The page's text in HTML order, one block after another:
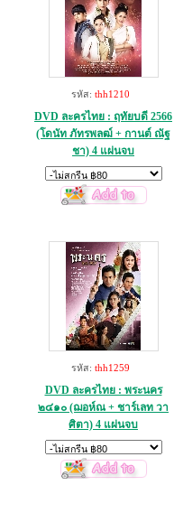
รหัส: thh1210
DVD ละครไทย : ฤทัยบดี 2566
(โดนัท ภัทรพลฒ์ + กานต์ ณัฐ
ชา) 4 แผ่นจบ
รหัส: thh1259
DVD ละครไทย : พระนคร
๒๔๑๐ (ฌอห์ณ + ชาร์เลท วา
ศิตา) 4 แผ่นจบ